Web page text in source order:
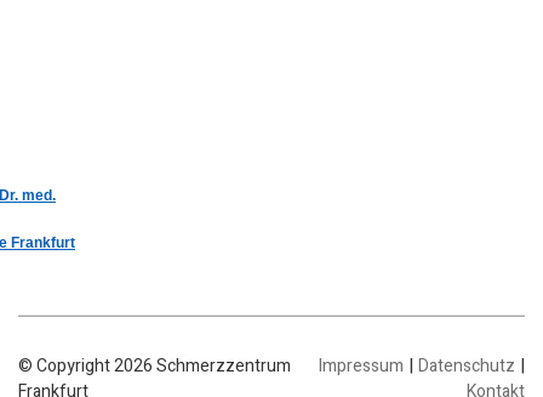
med.
Frankfurt
Impressum | Datenschutz |
Kontakt
© Copyright 2026 Schmerzzentrum
Frankfurt